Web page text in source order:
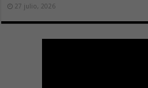
27 julio, 2026